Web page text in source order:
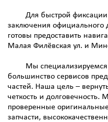
Для быстрой
заключения официального
готовы предоставить
Малая Филёвская ул. и
Мы
большинство сервисов
частей. Наша цель –
четкость и
проверенные
запчасти,